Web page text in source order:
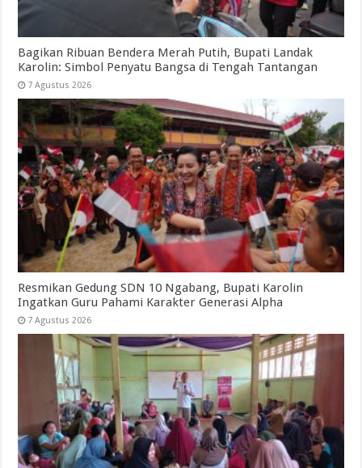
Bagikan Ribuan Bendera Merah Putih, Bupati Landak
Karolin: Simbol Penyatu Bangsa di Tengah Tantangan
7 Agustus 2026
Resmikan Gedung SDN 10 Ngabang, Bupati Karolin
Ingatkan Guru Pahami Karakter Generasi Alpha
7 Agustus 2026